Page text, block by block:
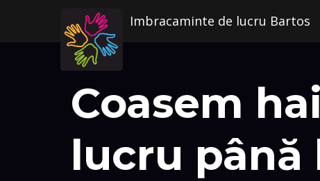
Imbracaminte de lucru Bartos
Coasem
lucru până